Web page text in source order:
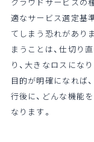
適なサービス選定基
てしまう恐れがあり
まうことは、仕切り
り、大きなロスになり
目的が明確になれば
行後に、どんな機能
なります。